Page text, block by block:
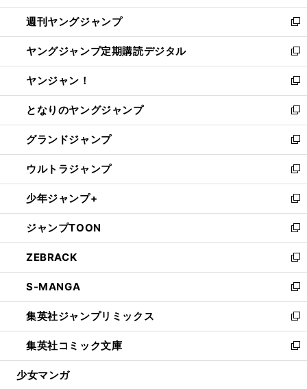
開
く
ウ
で
開
く
ン
ド
ウ
で
開
く
ウ
ィ
ン
ド
ウ
で
開
く
週刊ヤングジャンプ
新
し
い
ウ
ィ
ン
ド
ウ
で
開
く
ヤングジャンプ定期購読デジタル
新
し
い
ウ
ィ
ン
ド
ウ
で
開
く
ヤンジャン！
新
し
い
ウ
ィ
ン
ド
ウ
で
開
く
となりのヤングジャンプ
新
し
い
ウ
ィ
ン
ド
ウ
で
開
く
グランドジャンプ
新
し
い
ウ
ィ
ン
ド
ウ
で
開
く
ウルトラジャンプ
新
し
い
ウ
ィ
ン
ド
ウ
で
開
く
少年ジャンプ+
新
し
い
ウ
ィ
ン
ド
ウ
で
開
く
ジャンプTOON
新
し
い
ウ
ィ
ン
ド
ウ
で
開
ZEBRACK
新
し
い
ウ
ィ
ン
ド
ウ
S-MANGA
新
し
い
ウ
ィ
ン
集英社ジャンプリミックス
新
し
い
ウ
集英社コミック文庫
新
し
少女マンガ